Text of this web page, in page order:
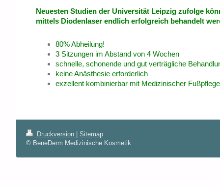
Neuesten Studien der Universität Leipzig zufolge
mittels Diodenlaser endlich erfolgreich behandelt
80% Abheilung!
3 Sitzungen im Abstand von 4 Wochen
schnelle, schonende und gut verträgliche
keine Anästhesie erforderlich
exzellent kombinierbar mit Medizinischer Fußpflege
Druckversion | Sitemap
© BeneDerm Medizinische Kosmetik